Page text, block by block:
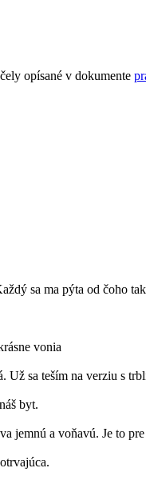
opísané v dokumente
sa ma pýta od čoho
vonia
Už sa teším na verziu s
byt.
jemnú a voňavú. Je to